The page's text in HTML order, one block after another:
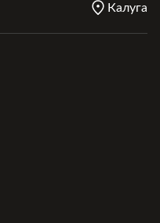
Калуга